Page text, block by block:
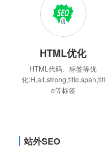
HTML优化
HTML代码、标签等优
化:H,alt,strong,title,span,titl
e等标签
站外SEO